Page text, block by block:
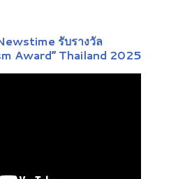
รับรางวัล
Award” Thailand 2025